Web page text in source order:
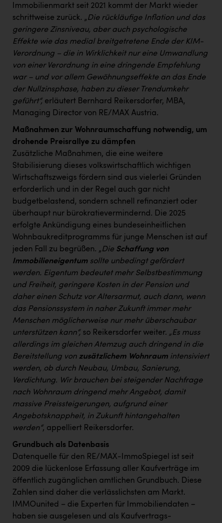
Immobilienmarkt seit 2021 kommt der Markt wieder
schrittweise zurück. „Die rückläufige Inflation und das
geringere Zinsniveau, aber auch psychologische
Effekte wie das medial breitgetretene Ende der KIM-
Verordnung – die in Wirklichkeit nur eine Umwandlung
von einer Verordnung in eine dringende Empfehlung
war – und vor allem Gewöhnungseffekte an das Ende
der Nullzinsphase, haben zu dieser Trendumkehr
geführt“, erläutert Bernhard Reikersdorfer, MBA,
Managing Director von RE/MAX Austria.
Maßnahmen zur Wohnraumschaffung notwendig, um
drohende Preisrallye zu dämpfen
Zusätzliche Maßnahmen, die eine weitere
Stabilisierung dieses volkswirtschaftlich wichtigen
Wirtschaftszweigs fördern sind aus vielerlei Gründen
erforderlich und in der Regel auch gar nicht
budgetbelastend, sondern schnell refinanziert oder
überhaupt nur bürokratievermindernd. Die 2025
erfolgte Ankündigung eines bundeseinheitlichen
Wohnbaukreditprogramms für junge Menschen ist auf
jeden Fall zu begrüßen. „Die Schaffung von
Immobilieneigentum sollte unbedingt gefördert
werden. Eigentum bedeutet mehr Selbstbestimmung
und Freiheit, geringere Kosten in der Pension und
daher einen Schutz vor Altersarmut, auch dann, wenn
das Pensionssystem in naher Zukunft immer mehr
Menschen möglicherweise nur mehr überschaubar
unterstützen kann“, so Reikersdorfer weiter. „Es muss
allerdings im gleichen Atemzug auch dringend in die
Bereitstellung von zusätzlichem Wohnraum intensiviert
werden, ob durch Neubau, Umbau, Sanierung,
Verdichtung. Wir brauchen bei steigender Nachfrage
nach Wohnraum dringend mehr Angebot, damit
massive Preissteigerungen, aufgrund einer
Angebotsknappheit, in Zukunft hintangehalten
werden“, appelliert Reikersdorfer.
Grundbuch als Datenbasis
Datenquelle für den RE/MAX-ImmoSpiegel ist seit
2009 die lückenlose Erfassung aller Kaufverträge im
öffentlich zugänglichen amtlichen Grundbuch. Diese
Zahlen sind daher die verlässlichsten am Markt.
IMMOunited – die Experten für Immobiliendaten –
haben sie ausgelesen und als Kaufvertrags-